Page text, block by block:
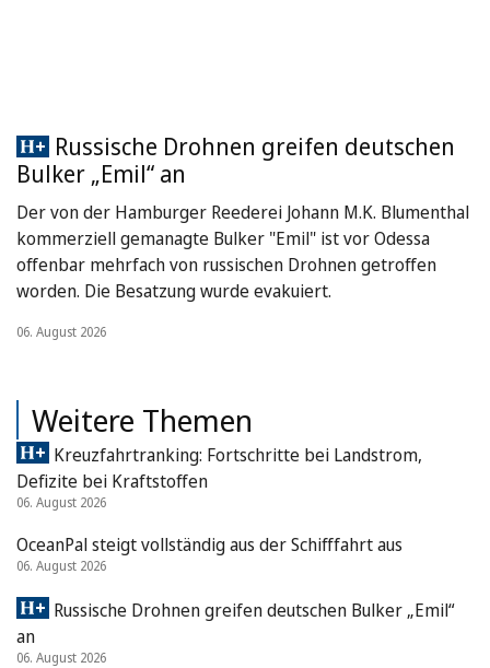
Russische Drohnen greifen deutschen
Bulker „Emil“ an
Der von der Hamburger Reederei Johann M.K. Blumenthal
kommerziell gemanagte Bulker "Emil" ist vor Odessa
offenbar mehrfach von russischen Drohnen getroffen
worden. Die Besatzung wurde evakuiert.
06. August 2026
Weitere Themen
Kreuzfahrtranking: Fortschritte bei Landstrom,
Defizite bei Kraftstoffen
06. August 2026
OceanPal steigt vollständig aus der Schifffahrt aus
06. August 2026
Russische Drohnen greifen deutschen Bulker „Emil“
an
06. August 2026